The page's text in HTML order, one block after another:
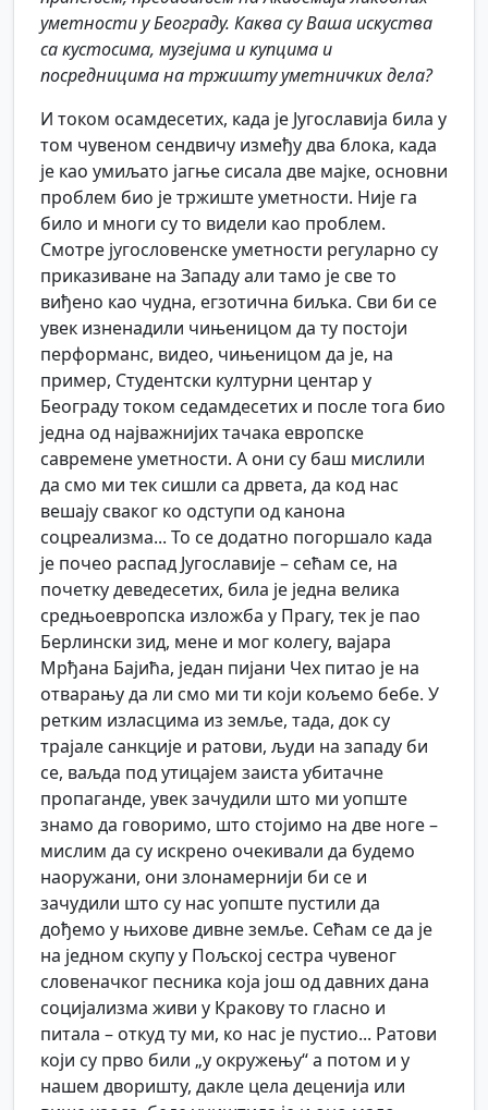
уметности у Београду. Каква су Ваша искуства
са кустосима, музејима и купцима и
посредницима на тржишту уметничких дела?
И током осамдесетих, када је Југославија била у
том чувеном сендвичу између два блока, када
је као умиљато јагње сисала две мајке, основни
проблем био је тржиште уметности. Није га
било и многи су то видели као проблем.
Смотре југословенске уметности регуларно су
приказиване на Западу али тамо је све то
виђено као чудна, егзотична биљка. Сви би се
увек изненадили чињеницом да ту постоји
перформанс, видео, чињеницом да је, на
пример, Студентски културни центар у
Београду током седамдесетих и после тога био
једна од најважнијих тачака европске
савремене уметности. А они су баш мислили
да смо ми тек сишли са дрвета, да код нас
вешају сваког ко одступи од канона
соцреализма... То се додатно погоршало када
је почео распад Југославије – сећам се, на
почетку деведесетих, била је једна велика
средњоевропска изложба у Прагу, тек је пао
Берлински зид, мене и мог колегу, вајара
Мрђана Бајића, један пијани Чех питао је на
отварању да ли смо ми ти који кољемо бебе. У
ретким изласцима из земље, тада, док су
трајале санкције и ратови, људи на западу би
се, ваљда под утицајем заиста убитачне
пропаганде, увек зачудили што ми уопште
знамо да говоримо, што стојимо на две ноге –
мислим да су искрено очекивали да будемо
наоружани, они злонамернији би се и
зачудили што су нас уопште пустили да
дођемо у њихове дивне земље. Сећам се да је
на једном скупу у Пољској сестра чувеног
словеначког песника која још од давних дана
социјализма живи у Кракову то гласно и
питала – откуд ту ми, ко нас је пустио... Ратови
који су прво били „у окружењу“ а потом и у
нашем дворишту, дакле цела деценија или